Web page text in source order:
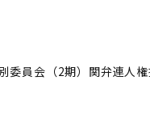
員会（2期）関弁連人